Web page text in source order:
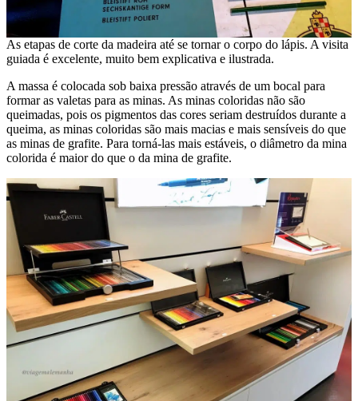
As etapas de corte da madeira até se tornar o corpo do lápis. A visita
guiada é excelente, muito bem explicativa e ilustrada.
A massa é colocada sob baixa pressão através de um bocal para
formar as valetas para as minas. As minas coloridas não são
queimadas, pois os pigmentos das cores seriam destruídos durante a
queima, as minas coloridas são mais macias e mais sensíveis do que
as minas de grafite. Para torná-las mais estáveis, o diâmetro da mina
colorida é maior do que o da mina de grafite.